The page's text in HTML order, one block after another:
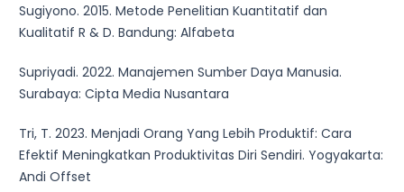
Sugiyono. 2015. Metode Penelitian Kuantitatif dan
Kualitatif R & D. Bandung: Alfabeta
Supriyadi. 2022. Manajemen Sumber Daya Manusia.
Surabaya: Cipta Media Nusantara
Tri, T. 2023. Menjadi Orang Yang Lebih Produktif: Cara
Efektif Meningkatkan Produktivitas Diri Sendiri. Yogyakarta:
Andi Offset